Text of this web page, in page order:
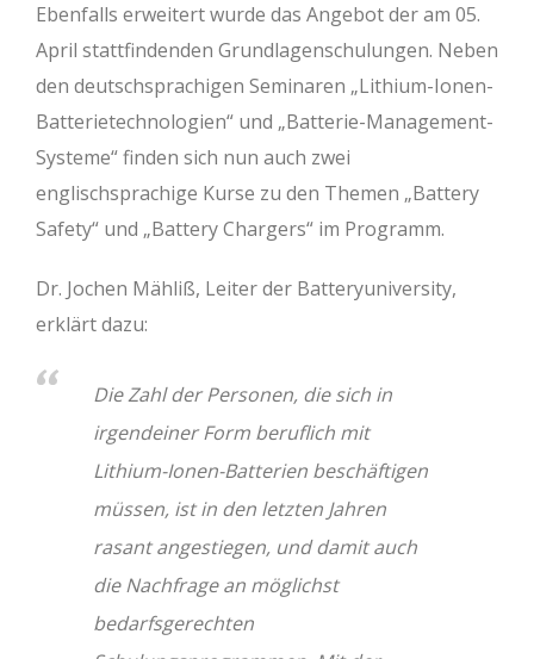
Ebenfalls erweitert wurde das Angebot der am 05.
April stattfindenden Grundlagenschulungen. Neben
den deutschsprachigen Seminaren „Lithium-Ionen-
Batterietechnologien“ und „Batterie-Management-
Systeme“ finden sich nun auch zwei
englischsprachige Kurse zu den Themen „Battery
Safety“ und „Battery Chargers“ im Programm.
Dr. Jochen Mähliß, Leiter der Batteryuniversity,
erklärt dazu:
Die Zahl der Personen, die sich in
irgendeiner Form beruflich mit
Lithium-Ionen-Batterien beschäftigen
müssen, ist in den letzten Jahren
rasant angestiegen, und damit auch
die Nachfrage an möglichst
bedarfsgerechten